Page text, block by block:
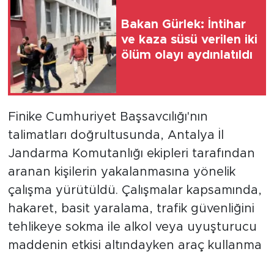
Bakan Gürlek: İntihar
ve kaza süsü verilen iki
ölüm olayı aydınlatıldı
Finike Cumhuriyet Başsavcılığı'nın
talimatları doğrultusunda, Antalya İl
Jandarma Komutanlığı ekipleri tarafından
aranan kişilerin yakalanmasına yönelik
çalışma yürütüldü. Çalışmalar kapsamında,
hakaret, basit yaralama, trafik güvenliğini
tehlikeye sokma ile alkol veya uyuşturucu
maddenin etkisi altındayken araç kullanma
Spor
Turizm